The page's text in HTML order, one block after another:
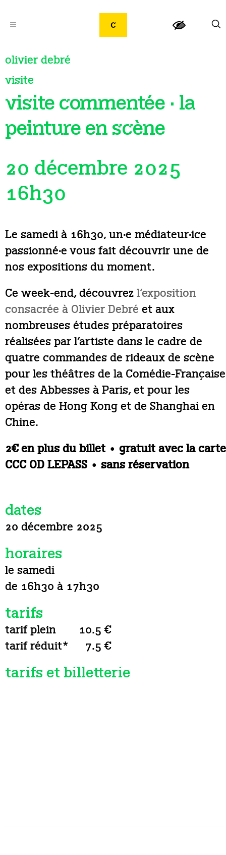
olivier debré
visite
visite commentée · la
peinture en scène
20 décembre 2025
16h30
Le samedi à 16h30, un·e médiateur·ice
passionné·e vous fait découvrir une de
nos expositions du moment.
Ce week-end, découvrezl’exposition
consacrée à Olivier Debré et aux
nombreuses études préparatoires
réalisées par l’artiste dans le cadre de
quatre commandes de rideaux de scène
pour les théâtres de la Comédie-Française
et des Abbesses à Paris, et pour les
opéras de Hong Kong et de Shanghai en
Chine.
2€ en plus du billet • gratuit avec la carte
CCC OD LEPASS • sans réservation
dates
20 décembre 2025
horaires
le samedi
de 16h30 à 17h30
tarifs
tarif plein
10.5 €
tarif réduit*
7.5 €
tarifs et billetterie